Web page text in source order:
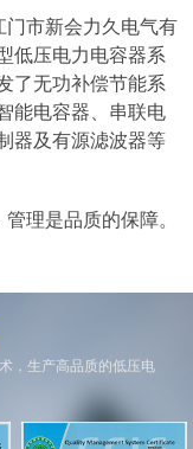
门市新会力久电气有
低压电力电容器系
了无功补偿节能系
能电容器、串联电
器及有源滤波器等
理是品质的保障。
，生产高品质的低压电